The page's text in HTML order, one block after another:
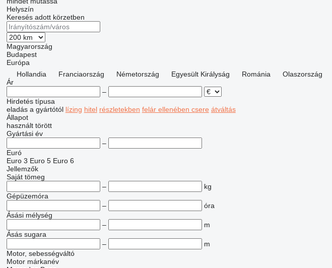
Helyszín
Keresés adott körzetben
Magyarország
Budapest
Európa
Hollandia
Franciaország Németország Egyesült Királyság Románia Olaszország
Ár
–
Hirdetés típusa
eladás a gyártótól lízing hitel részletekben felár ellenében csere átváltás
Állapot
használt törött
Gyártási év
–
Euró
Euro 3 Euro 5 Euro 6
Jellemzők
Saját tömeg
–
kg
Gépüzemóra
–
óra
Ásási mélység
–
m
Ásás sugara
–
m
Motor, sebességváltó
Motor márkanév